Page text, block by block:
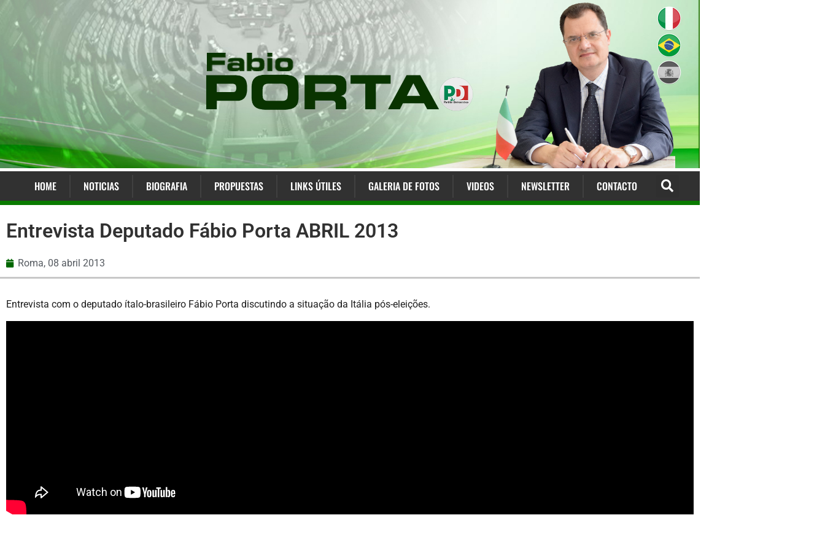
HOME NOTICIAS BIOGRAFIA PROPUESTAS LINKS ÚTILES GALERIA DE FOTOS VIDEOS NEWSLETTER CONTACTO
Entrevista Deputado Fábio Porta ABRIL 2013
Roma, 08 abril 2013
Entrevista com o deputado ítalo-brasileiro Fábio Porta discutindo a situação da Itália pós-eleições.